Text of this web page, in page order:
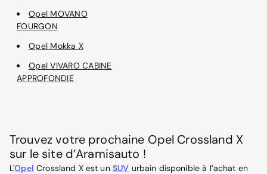
Opel MOVANO
FOURGON
Opel Mokka X
Opel VIVARO CABINE
APPROFONDIE
Trouvez votre prochaine Opel Crossland X
sur le site d’Aramisauto !
L'Opel Crossland X est un SUV urbain disponible à l’achat en